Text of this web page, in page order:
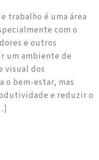
trabalho é uma área
com o
e outros
um ambiente de
visual dos
o bem-estar, mas
e reduzir o